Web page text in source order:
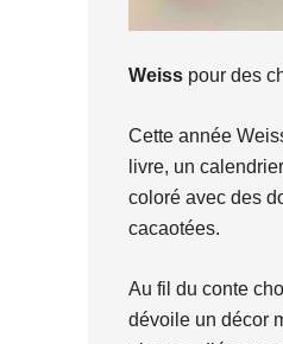
Weiss pour des
Cette année
livre, un
coloré avec des
cacaotées.
Au fil du conte
dévoile un décor